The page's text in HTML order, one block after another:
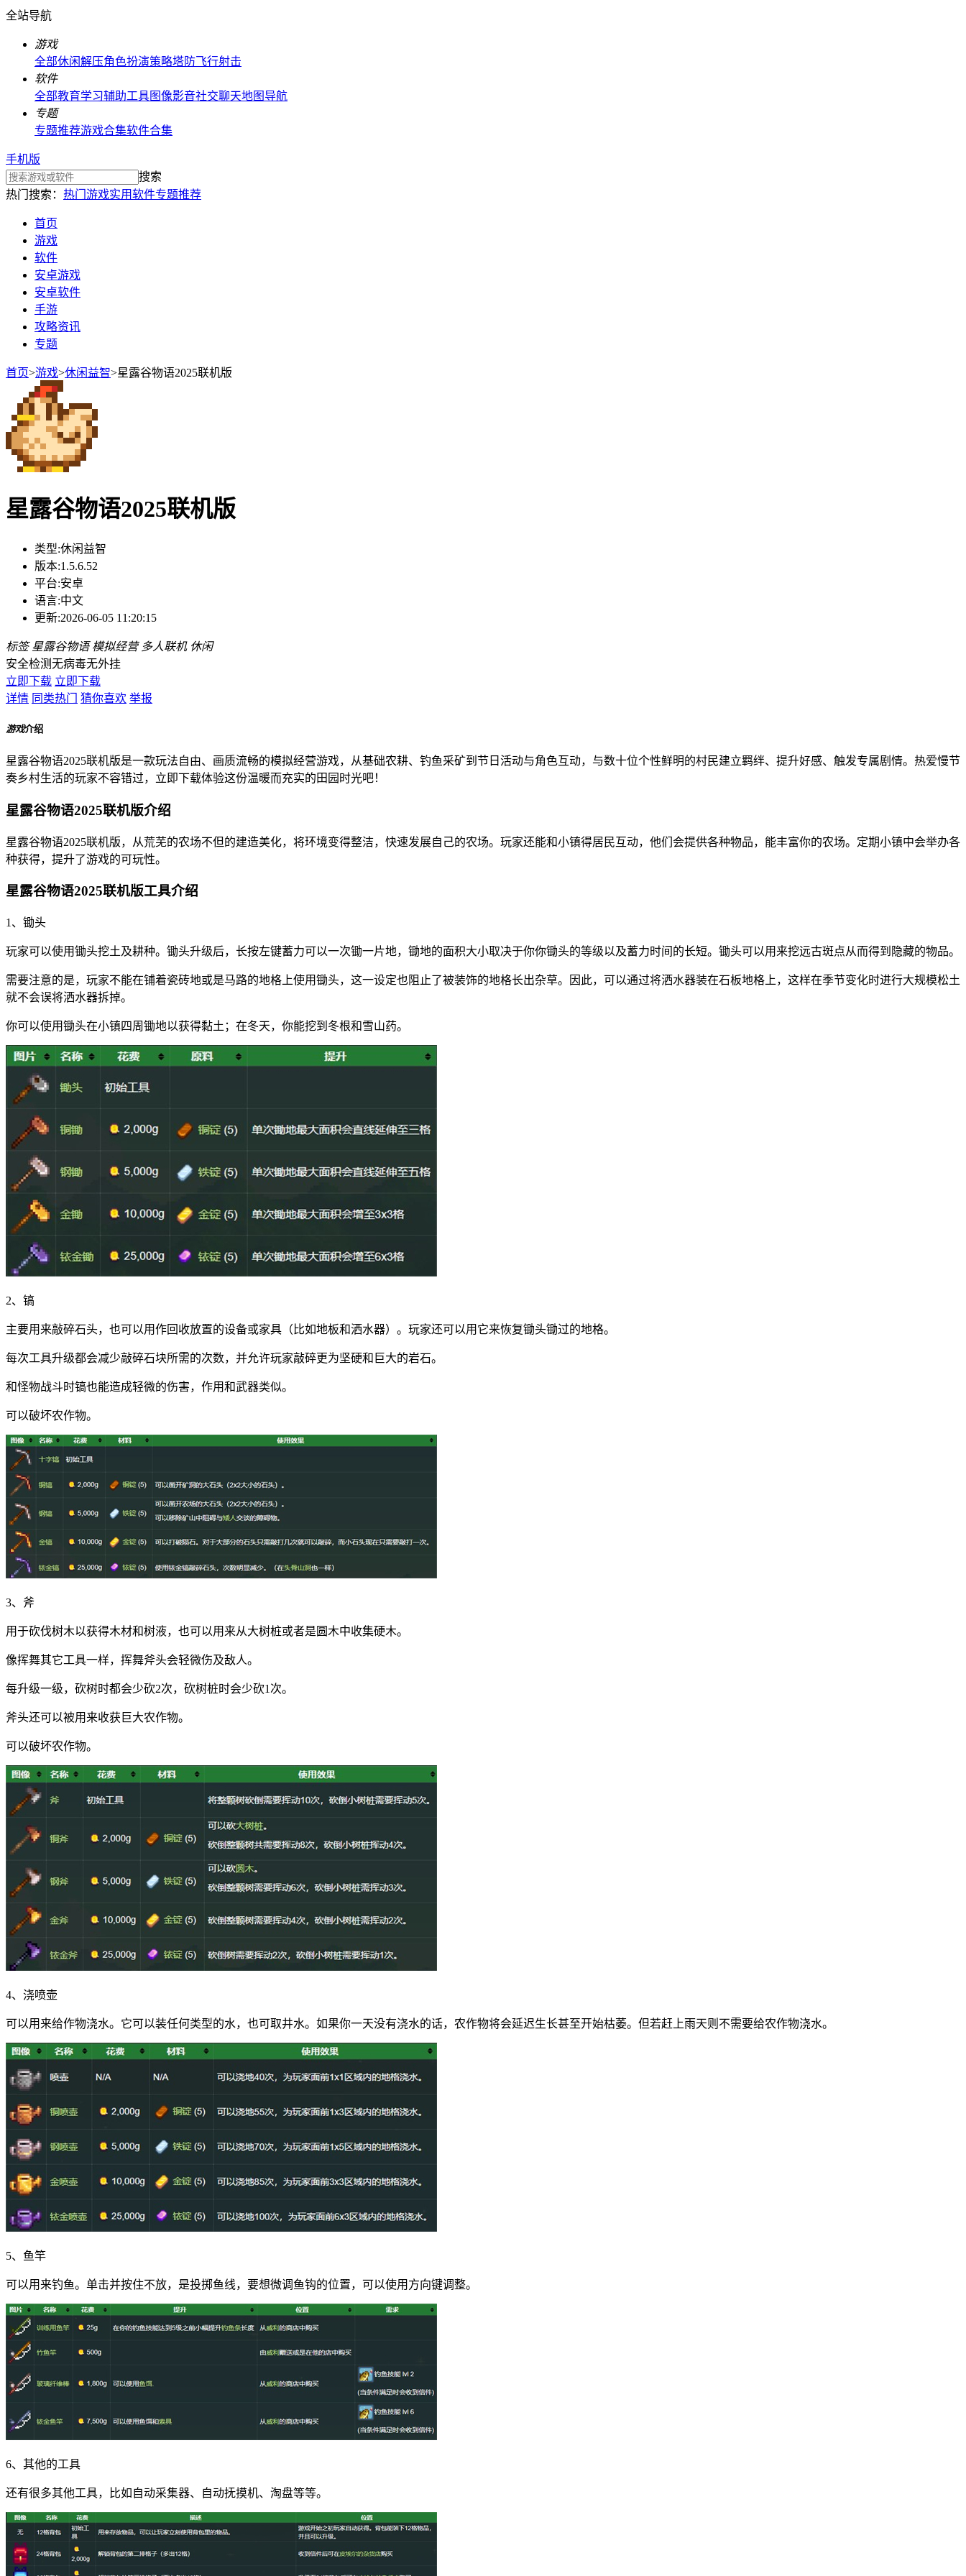
全站导航
游戏
全部休闲解压角色扮演策略塔防飞行射击
软件
全部教育学习辅助工具图像影音社交聊天地图导航
专题
专题推荐游戏合集软件合集
手机版
搜索
热门搜索： 热门游戏实用软件专题推荐
首页
游戏
软件
安卓游戏
安卓软件
手游
攻略资讯
专题
首页>游戏>休闲益智>星露谷物语2025联机版
星露谷物语2025联机版
类型:休闲益智
版本:1.5.6.52
平台:安卓
语言:中文
更新:2026-06-05 11:20:15
标签 星露谷物语 模拟经营 多人联机 休闲
安全检测无病毒无外挂
立即下载 立即下载
详情 同类热门 猜你喜欢 举报
游戏介绍
星露谷物语2025联机版是一款玩法自由、画质流畅的模拟经营游戏，从基础农耕、钓鱼采矿到节日活动与角色互动，与数十位个性鲜明的村民建立羁绊、提升好感、触发专属剧情。热爱慢节
奏乡村生活的玩家不容错过，立即下载体验这份温暖而充实的田园时光吧！
星露谷物语2025联机版介绍
星露谷物语2025联机版，从荒芜的农场不但的建造美化，将环境变得整洁，快速发展自己的农场。玩家还能和小镇得居民互动，他们会提供各种物品，能丰富你的农场。定期小镇中会举办各
种获得，提升了游戏的可玩性。
星露谷物语2025联机版工具介绍
1、锄头
玩家可以使用锄头挖土及耕种。锄头升级后，长按左键蓄力可以一次锄一片地，锄地的面积大小取决于你你锄头的等级以及蓄力时间的长短。锄头可以用来挖远古斑点从而得到隐藏的物品。
需要注意的是，玩家不能在铺着瓷砖地或是马路的地格上使用锄头，这一设定也阻止了被装饰的地格长出杂草。因此，可以通过将洒水器装在石板地格上，这样在季节变化时进行大规模松土
就不会误将洒水器拆掉。
你可以使用锄头在小镇四周锄地以获得黏土；在冬天，你能挖到冬根和雪山药。
2、镐
主要用来敲碎石头，也可以用作回收放置的设备或家具（比如地板和洒水器）。玩家还可以用它来恢复锄头锄过的地格。
每次工具升级都会减少敲碎石块所需的次数，并允许玩家敲碎更为坚硬和巨大的岩石。
和怪物战斗时镐也能造成轻微的伤害，作用和武器类似。
可以破坏农作物。
3、斧
用于砍伐树木以获得木材和树液，也可以用来从大树桩或者是圆木中收集硬木。
像挥舞其它工具一样，挥舞斧头会轻微伤及敌人。
每升级一级，砍树时都会少砍2次，砍树桩时会少砍1次。
斧头还可以被用来收获巨大农作物。
可以破坏农作物。
4、浇喷壶
可以用来给作物浇水。它可以装任何类型的水，也可取井水。如果你一天没有浇水的话，农作物将会延迟生长甚至开始枯萎。但若赶上雨天则不需要给农作物浇水。
5、鱼竿
可以用来钓鱼。单击并按住不放，是投掷鱼线，要想微调鱼钩的位置，可以使用方向键调整。
6、其他的工具
还有很多其他工具，比如自动采集器、自动抚摸机、淘盘等等。